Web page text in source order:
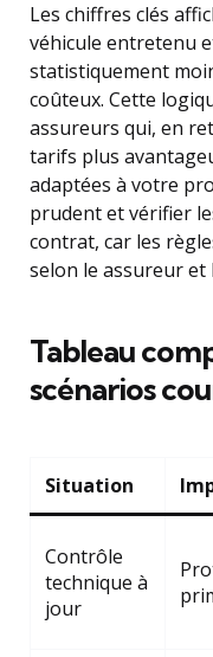
Les chiffres clés
véhicule entretenu
statistiquement
coûteux. Cette
assureurs qui, en
tarifs plus
adaptées à votre
prudent et vérifier
contrat, car les
selon le assureur et
Tableau
scénarios
Situation
Contrôle
technique à
jour